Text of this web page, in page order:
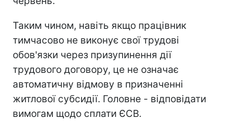
Таким чином, навіть якщо працівник
тимчасово не виконує свої трудові
обов'язки через призупинення дії
трудового договору, це не означає
автоматичну відмову в призначенні
житлової субсидії. Головне - відповідати
вимогам щодо сплати ЄСВ.